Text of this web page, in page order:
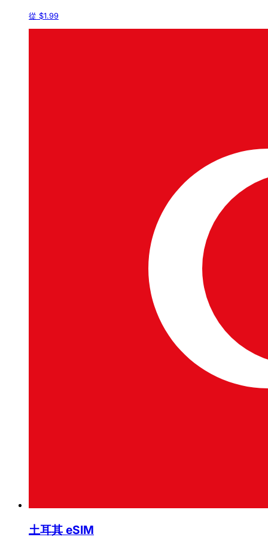
從 $1.99
土耳其 eSIM